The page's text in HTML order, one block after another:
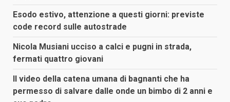
Esodo estivo, attenzione a questi giorni: previste
code record sulle autostrade
Nicola Musiani ucciso a calci e pugni in strada,
fermati quattro giovani
Il video della catena umana di bagnanti che ha
permesso di salvare dalle onde un bimbo di 2 anni e